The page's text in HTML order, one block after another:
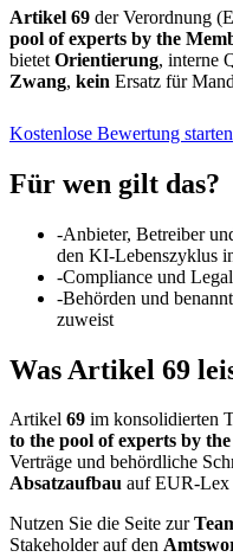
Artikel 69 der Verordnung
pool of experts by the
bietet Orientierung, interne
Zwang, kein Ersatz für
Kostenlose Bewertung starten
Für wen gilt das?
-Anbieter, Betreiber
den KI-Lebenszyklus
-Compliance und
-Behörden und
zuweist
Was Artikel 69
Artikel 69 im konsolidierten
to the pool of experts by
Verträge und behördliche
Absatzaufbau auf EUR-Lex
Nutzen Sie die Seite zur
Stakeholder auf den